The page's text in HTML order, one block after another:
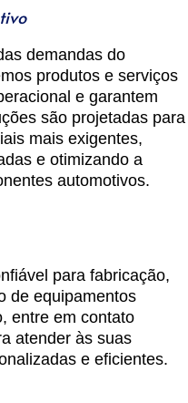
demandas do
produtos e serviços
e garantem
são projetadas para
mais exigentes,
e otimizando a
automotivos.
para fabricação,
de equipamentos
entre em contato
atender às suas
e eficientes.